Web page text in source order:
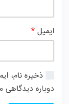
ایمیل*
ذخیره نام،
دوباره